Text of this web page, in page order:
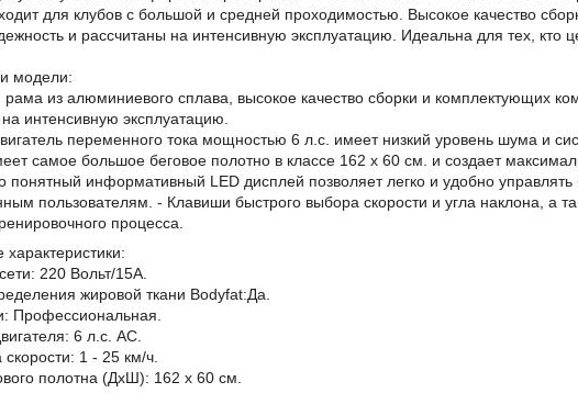
для клубов с большой и средней проходимостью. Высокое качество
и рассчитаны на интенсивную эксплуатацию. Идеальна для тех, кто
модели:
из алюминиевого сплава, высокое качество сборки и комплектующих
интенсивную эксплуатацию.
переменного тока мощностью 6 л.с. имеет низкий уровень шума и
самое большое беговое полотно в классе 162 х 60 см. и создает
понятный информативный LED дисплей позволяет легко и удобно
пользователям. - Клавиши быстрого выбора скорости и угла наклона, а
процесса.
характеристики:
220 Вольт/15A.
жировой ткани Bodyfat:Да.
Профессиональная.
6 л.с. AC.
скорости: 1 - 25 км/ч.
полотна (ДхШ): 162 x 60 см.